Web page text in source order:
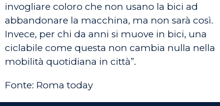
invogliare coloro che non usano la bici ad
abbandonare la macchina, ma non sarà così.
Invece, per chi da anni si muove in bici, una
ciclabile come questa non cambia nulla nella
mobilità quotidiana in città”.
Fonte: Roma today